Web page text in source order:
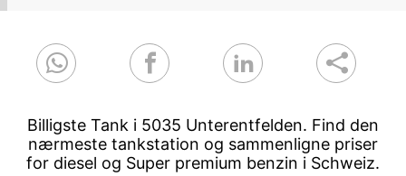
Billigste Tank i 5035 Unterentfelden. Find den
nærmeste tankstation og sammenligne priser
for diesel og Super premium benzin i Schweiz.